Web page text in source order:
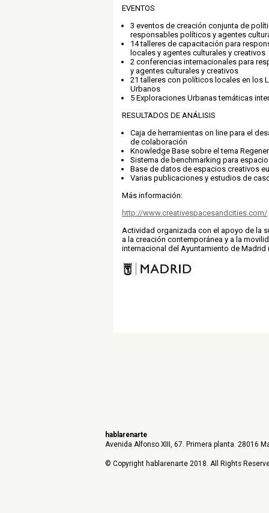
EVENTOS
3 eventos de creación conjunta de
responsables políticos y agentes
14 talleres de capacitación para
locales y agentes culturales y creativos
2 conferencias internacionales para
y agentes culturales y creativos
21 talleres con políticos locales en los
Urbanos
5 Exploraciones Urbanas temáticas
RESULTADOS DE ANÁLISIS
Caja de herramientas on line para el
de colaboración
Knowledge Base sobre el tema
Sistema de benchmarking para
Base de datos de espacios creativos
Varias publicaciones y estudios de
Más información:
http://www.creativespacesandcities.com/
Actividad organizada con el apoyo de la
a la creación contemporánea y a la
internacional del Ayuntamiento de Madrid
hablarenarte
Avenida Alfonso XIII, 67. Primera planta. 28016
© Copyright hablarenarte 2018. All Rights